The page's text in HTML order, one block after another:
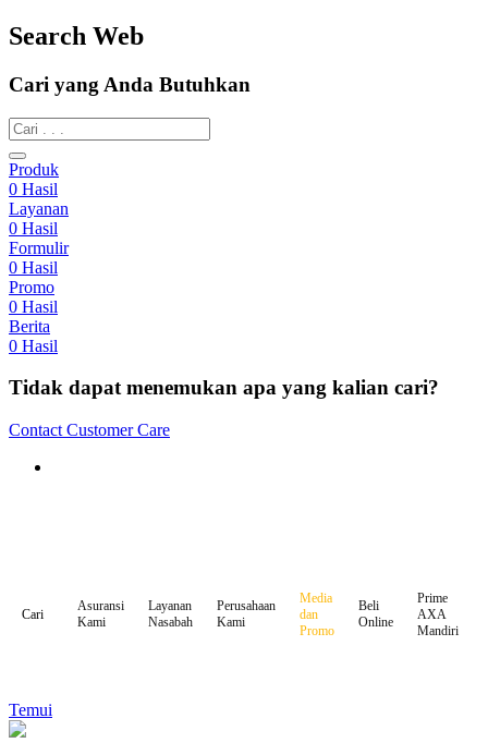
Search Web
Cari yang Anda Butuhkan
Produk
0 Hasil
Layanan
0 Hasil
Formulir
0 Hasil
Promo
0 Hasil
Berita
0 Hasil
Tidak dapat menemukan apa yang kalian cari?
Contact Customer Care
Cari
Asuransi
Kami
Layanan
Nasabah
Perusahaan
Kami
Media
dan
Promo
Beli
Online
Prime
AXA
Mandiri
Temui